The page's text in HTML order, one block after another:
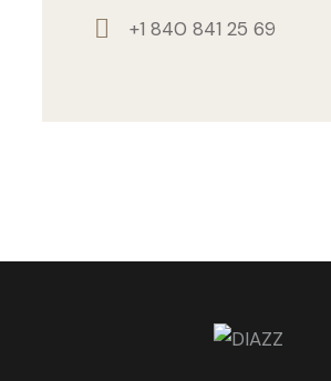
+1 840 841 25 69